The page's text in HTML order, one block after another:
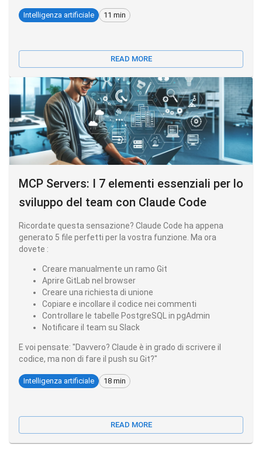
Intelligenza artificiale 11 min
READ MORE
MCP Servers: I 7 elementi essenziali per lo
sviluppo del team con Claude Code
Ricordate questa sensazione? Claude Code ha appena
generato 5 file perfetti per la vostra funzione. Ma ora
dovete :
Creare manualmente un ramo Git
Aprire GitLab nel browser
Creare una richiesta di unione
Copiare e incollare il codice nei commenti
Controllare le tabelle PostgreSQL in pgAdmin
Notificare il team su Slack
E voi pensate: "Davvero? Claude è in grado di scrivere il
codice, ma non di fare il push su Git?"
Intelligenza artificiale 18 min
READ MORE